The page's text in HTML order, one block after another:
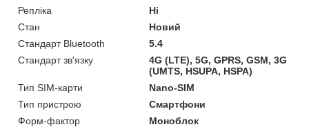
Репліка
Ні
Стан
Новий
Стандарт Bluetooth
5.4
Стандарт зв'язку
4G (LTE), 5G, GPRS, GSM, 3G
(UMTS, HSUPA, HSPA)
Тип SIM-карти
Nano-SIM
Тип пристрою
Смартфони
Форм-фактор
Моноблок